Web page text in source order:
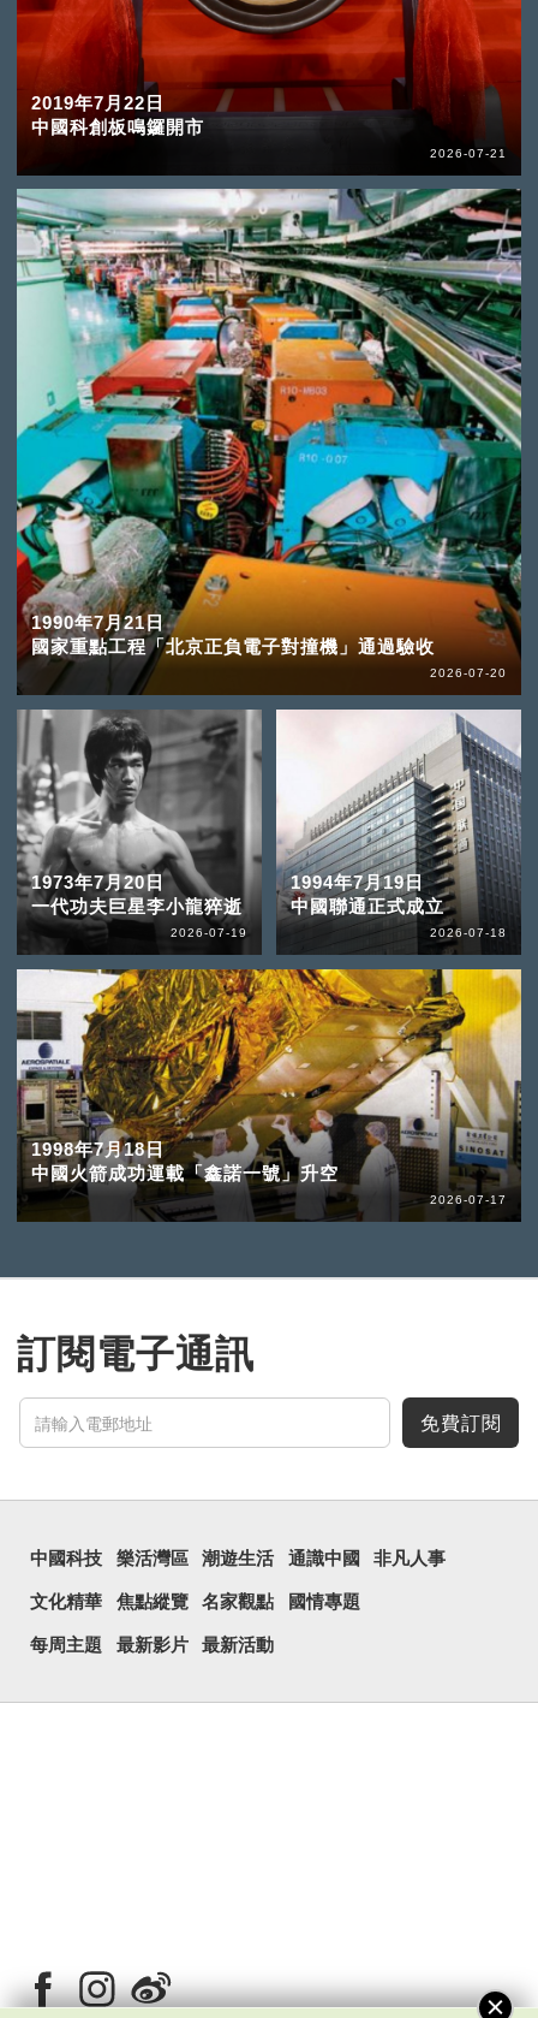
2019年7月22日
中國科創板鳴鑼開市
2026-07-21
1990年7月21日
國家重點工程「北京正負電子對撞機」通過驗收
2026-07-20
1973年7月20日
一代功夫巨星李小龍猝逝
2026-07-19
1994年7月19日
中國聯通正式成立
2026-07-18
1998年7月18日
中國火箭成功運載「鑫諾一號」升空
2026-07-17
訂閱電子通訊
免費訂閱
中國科技 樂活灣區 潮遊生活 通識中國 非凡人事
文化精華 焦點縱覽 名家觀點 國情專題
每周主題 最新影片 最新活動